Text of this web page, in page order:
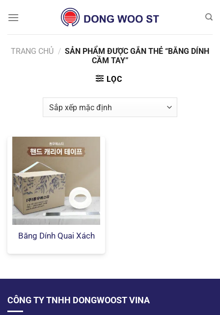
đến
TRANG CHỦ / SẢN PHẨM ĐƯỢC GẮN THẺ “BĂNG DÍNH
CẦM TAY”
LỌC
Băng Dính Quai Xách
CÔNG TY TNHH DONGWOOST VINA